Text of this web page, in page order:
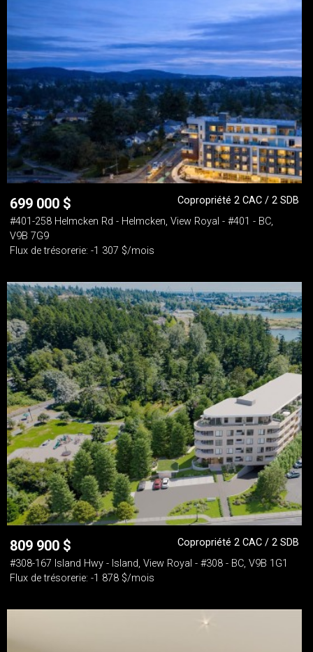
699 000 $
Copropriété 2 CAC / 2 SDB
#401-258 Helmcken Rd - Helmcken, View Royal - #401 - BC,
V9B 7G9
Flux de trésorerie: -1 307 $/mois
809 900 $
Copropriété 2 CAC / 2 SDB
#308-167 Island Hwy - Island, View Royal - #308 - BC, V9B 1G1
Flux de trésorerie: -1 878 $/mois